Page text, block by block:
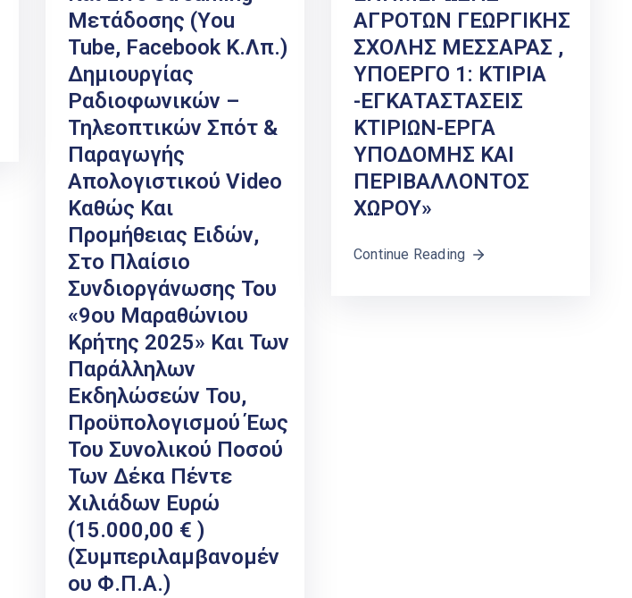
Μετάδοσης (Υou
Tube, Facebook Κ.λπ.)
Δημιουργίας
Ραδιοφωνικών –
Τηλεοπτικών Σπότ &
Παραγωγής
Απολογιστικού Video
Καθώς Και
Προμήθειας Ειδών,
Στο Πλαίσιο
Συνδιοργάνωσης Του
«9ου Μαραθώνιου
Κρήτης 2025» Και Των
Παράλληλων
Εκδηλώσεών Του,
Προϋπολογισμού Έως
Του Συνολικού Ποσού
Των Δέκα Πέντε
Χιλιάδων Ευρώ
(15.000,00 € )
(συμπεριλαμβανομέν
Ου Φ.Π.Α.)
ΑΓΡΟΤΩΝ ΓΕΩΡΓΙΚΗΣ
ΣΧΟΛΗΣ ΜΕΣΣΑΡΑΣ ,
ΥΠΟΕΡΓΟ 1: ΚΤΙΡΙΑ
-ΕΓΚΑΤΑΣΤΑΣΕΙΣ
ΚΤΙΡΙΩΝ-ΕΡΓΑ
ΥΠΟΔΟΜΗΣ ΚΑΙ
ΠΕΡΙΒΑΛΛΟΝΤΟΣ
ΧΩΡΟΥ»
Continue Reading